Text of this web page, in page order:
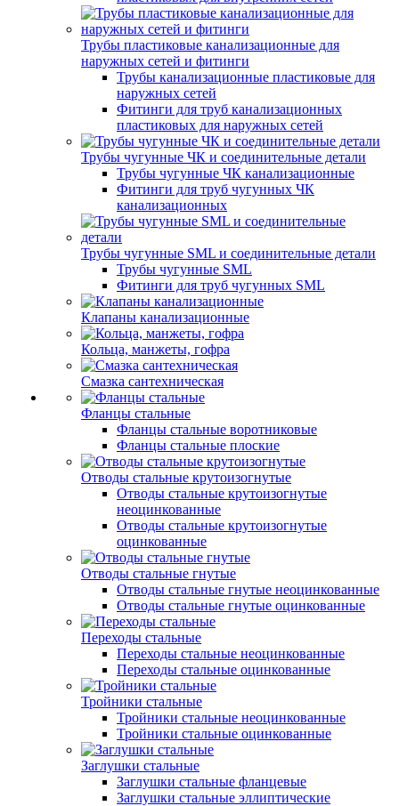
Трубы пластиковые канализационные для
наружных сетей и фитинги
Трубы канализационные пластиковые для
наружных сетей
Фитинги для труб канализационных
пластиковых для наружных сетей
Трубы чугунные ЧК и соединительные детали
Трубы чугунные ЧК канализационные
Фитинги для труб чугунных ЧК
канализационных
Трубы чугунные SML и соединительные детали
Трубы чугунные SML
Фитинги для труб чугунных SML
Клапаны канализационные
Кольца, манжеты, гофра
Смазка сантехническая
Фланцы стальные
Фланцы стальные воротниковые
Фланцы стальные плоские
Отводы стальные крутоизогнутые
Отводы стальные крутоизогнутые
неоцинкованные
Отводы стальные крутоизогнутые
оцинкованные
Отводы стальные гнутые
Отводы стальные гнутые неоцинкованные
Отводы стальные гнутые оцинкованные
Переходы стальные
Переходы стальные неоцинкованные
Переходы стальные оцинкованные
Тройники стальные
Тройники стальные неоцинкованные
Тройники стальные оцинкованные
Заглушки стальные
Заглушки стальные фланцевые
Заглушки стальные эллиптические